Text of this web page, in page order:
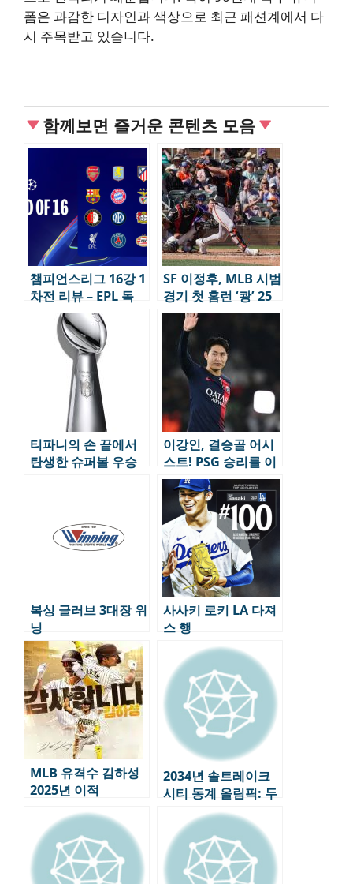
폼은 과감한 디자인과 색상으로 최근 패션계에서 다
시 주목받고 있습니다.
함께보면 즐거운 콘텐츠 모음
챔피언스리그 16강 1
차전 리뷰 – EPL 독
주, 변수 남긴 빅매치
SF 이정후, MLB 시범
경기 첫 홈런 ‘쾅’ 25
년시즌 기되된다.
티파니의 손 끝에서
탄생한 슈퍼볼 우승
이강인, 결승골 어시
스트! PSG 승리를 이
끌다
복싱 글러브 3대장 위
닝
사사키 로키 LA 다져
스 행
MLB 유격수 김하성
2025년 이적
2034년 솔트레이크
시티 동계 올림픽: 두
번째 도전, 미국의 올
림픽 전략